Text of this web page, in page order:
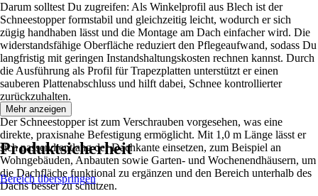
Darum solltest Du zugreifen: Als Winkelprofil aus Blech ist der
Schneestopper formstabil und gleichzeitig leicht, wodurch er sich
zügig handhaben lässt und die Montage am Dach einfacher wird. Die
widerstandsfähige Oberfläche reduziert den Pflegeaufwand, sodass Du
langfristig mit geringen Instandshaltungskosten rechnen kannst. Durch
die Ausführung als Profil für Trapezplatten unterstützt er einen
sauberen Plattenabschluss und hilft dabei, Schnee kontrollierter
zurückzuhalten.
Der Schneestopper ist zum Verschrauben vorgesehen, was eine
direkte, praxisnahe Befestigung ermöglicht. Mit 1,0 m Länge lässt er
sich passend entlang der Dachkante einsetzen, zum Beispiel an
Wohngebäuden, Anbauten sowie Garten- und Wochenendhäusern, um
die Dachfläche funktional zu ergänzen und den Bereich unterhalb des
Dachs besser zu schützen.
Mehr anzeigen
Produktsicherheit
Bereich überspringen